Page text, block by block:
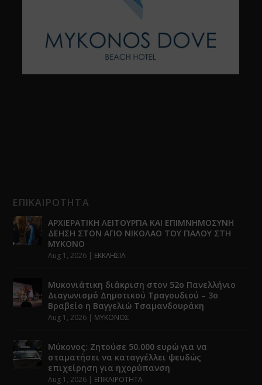
ΕΠΙΚΑΙΡΟΤΗΤΑ
ΑΡΧΙΕΡΑΤΙΚΗ ΛΕΙΤΟΥΡΓΙΑ ΚΑΙ ΕΠΙΜΝΗΜΟΣΥΝΗ
ΔΕΗΣΗ ΣΤΟΝ ΑΓΙΟ ΝΙΚΟΛΑΟ ΤΟΥ ΓΙΑΛΟΥ ΣΤΗ
ΜΥΚΟΝΟ
Aug 1, 2026 | ΕΚΚΛΗΣΙΑ
Μυκονιάτικη διάκριση στον 52ο Πανελλήνιο
Διαγωνισμό Δημοτικού Τραγουδιού – 3ο
Βραβείο η Βαγγελιώ Τσαμανδουράκη
Aug 1, 2026 | ΜΥΚΟΝΟΣ
Μύκονος: Ζητούσε 50.000 ευρώ για να
σταματήσει να καταγγέλλει ψευδώς
επιχείρηση για ηχορύπανση
Aug 1, 2026 | ΕΠΙΚΑΙΡΟΤΗΤΑ